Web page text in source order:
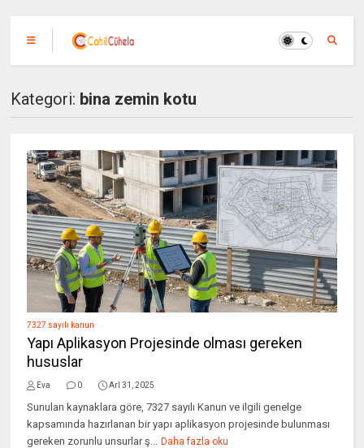
Kategori: bina zemin kotu
7327 sayılı kanun
Yapı Aplikasyon Projesinde olması gereken
hususlar
Eva 0 Arl 31, 2025
Sunulan kaynaklara göre, 7327 sayılı Kanun ve ilgili genelge
kapsamında hazırlanan bir yapı aplikasyon projesinde bulunması
gereken zorunlu unsurlar ş... Daha fazla oku